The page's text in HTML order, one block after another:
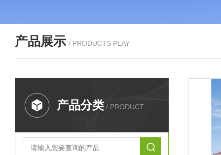
产品展示 / PRODUCTS PLAY
产品分类 / PRODUCT